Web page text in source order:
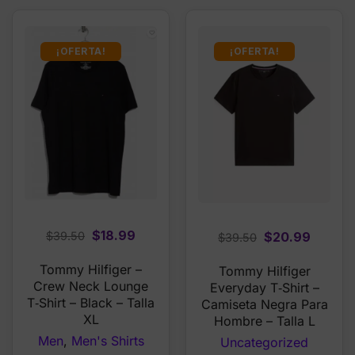
¡OFERTA!
$39.50 Original
was:
$39.50.
$18.99
is:
$18.99.
Tommy Hilfiger –
Crew Neck Lounge
T‑Shirt – Black – Talla
XL
Men, Men's Shirts
¡OFERTA!
$39.50 Original
was:
$39.50.
$20.99
is:
Tommy Hilfiger
Everyday T‑Shirt –
Camiseta Negra Para
Hombre – Talla L
Uncategorized